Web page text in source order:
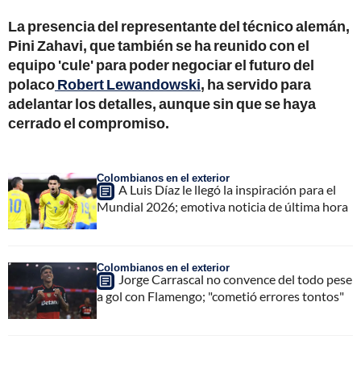
La presencia del representante del técnico alemán,
Pini Zahavi, que también se ha reunido con el
equipo 'cule' para poder negociar el futuro del
polacoRobert Lewandowski, ha servido para
adelantar los detalles, aunque sin que se haya
cerrado el compromiso.
Colombianos en el exterior
A Luis Díaz le llegó la inspiración para el
Mundial 2026; emotiva noticia de última hora
Colombianos en el exterior
Jorge Carrascal no convence del todo pese
a gol con Flamengo; "cometió errores tontos"